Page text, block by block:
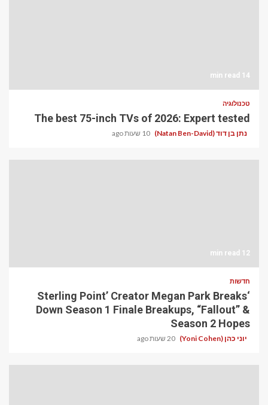
14 min read
טכנולוגיה
The best 75-inch TVs of 2026: Expert tested
נתן בן דוד (Natan Ben-David) 10 שעות ago
12 min read
חדשות
‘Sterling Point’ Creator Megan Park Breaks
Down Season 1 Finale Breakups, “Fallout” &
Season 2 Hopes
יוני כהן (Yoni Cohen) 20 שעות ago